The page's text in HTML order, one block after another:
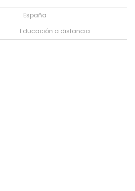
España
Educación a distancia